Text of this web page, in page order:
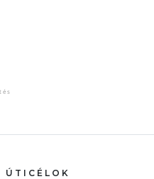
ÚTICÉLOK